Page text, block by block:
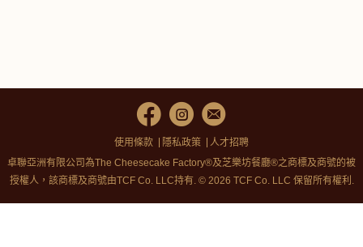
使用條款 隱私政策
人才招聘
卓聯亞洲有限公司為The Cheesecake Factory®及芝樂坊餐廳®之商標及商號的被
授權人，該商標及商號由TCF Co. LLC持有. © 2026 TCF Co. LLC 保留所有權利.